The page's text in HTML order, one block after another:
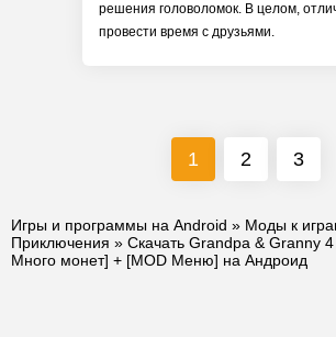
решения головоломок. В целом,
провести время с друзьями.
1 2 3
Игры и программы на Android » Моды к
Приключения » Скачать Grandpa & Granny
Много монет] + [MOD Меню] на Андроид